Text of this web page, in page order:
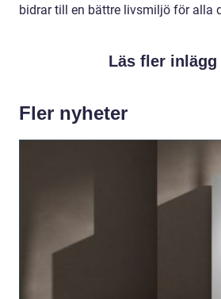
bidrar till en bättre livsmiljö för alla
Läs fler inlägg
Fler nyheter